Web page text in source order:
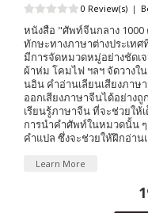
0 Review(s) |
หนังสือ "ศัพท์จีนกลาง
ทักษะทางภาษาต่างประเทศ
มีการจัดหมวดหมู่อย่างชัด
ผ้าห่ม โคมไฟ ฯลฯ จัดวาง
นอิน คำอ่านเลียนเสียงภาษ
ออกเสียงภาษาจีนได้อย่าง
เรียนรู้ภาษาจีน ที่จะช่วยให้
การนำคำศัพท์ในหมวดนั้น
คำแปล ซึ่งจะช่วยให้ฝึกอ่าน
Learn More